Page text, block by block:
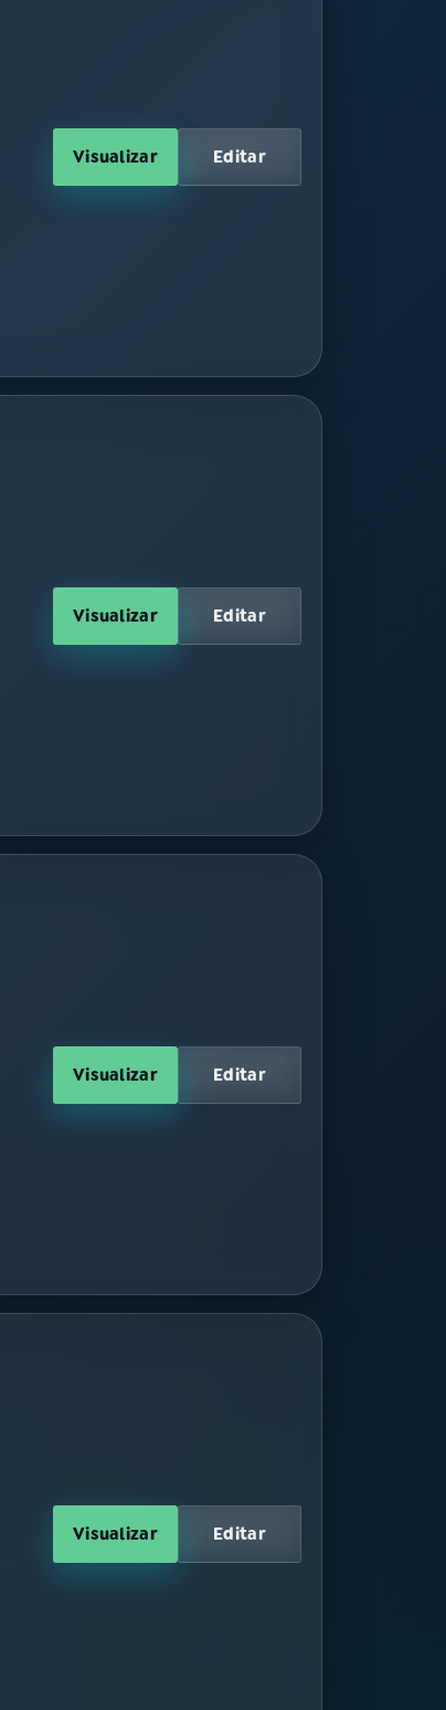
Visualizar Editar
Visualizar Editar
Visualizar Editar
Visualizar Editar